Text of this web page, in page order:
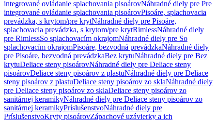
integrované ovládanie splachovania pisoárovNáhradné diely pre Pre
integrované ovládanie splachovania pisoárovPisoáre, splachovacia
prevádzka, s krytom/pre krytNáhradné diely pre Pisoáre,
splachovacia prevádzka, s krytom/pre krytRimlessNáhradné diely
pre RimlessSo splachovacím okrajomNáhradné diely pre So
splachovacím okrajomPisoáre, bezvodná prevádzkaNáhradné diely
pre Pisoáre, bezvodná prevádzkaBez krytuNáhradné diely pre Bez
krytuDeliace steny pisoárovNáhradné diely pre Deliace steny
pisoárovDeliace steny pisoárov z plastuNáhradné diely pre Deliace
steny pisoárov z plastuDeliace steny pisoárov zo sklaNáhradné diely
pre Deliace steny pisoárov zo sklaDeliace steny pisoárov zo
sanitárnej keramikyNáhradné diely pre Deliace steny pisoárov zo
sanitárnej keramikyPríslušenstvoNáhradné diely pre
PríslušenstvoKryty pisoárovZápachové uzávierky a ich